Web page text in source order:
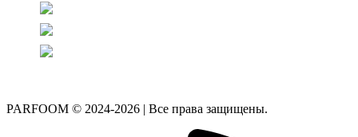
PARFOOM © 2024-2026 | Все права защищены.